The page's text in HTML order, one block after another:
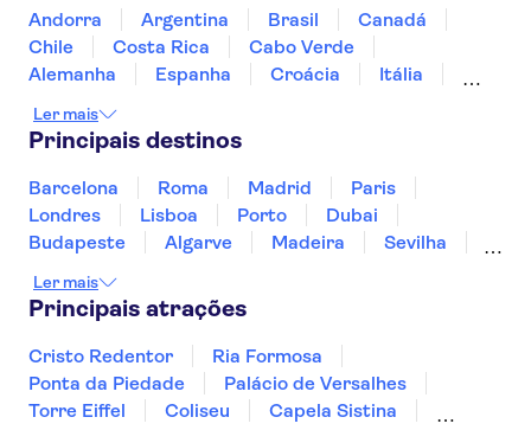
Royal Palace of Amsterdam
Fabrique des Lumières
Keukenhof
Andorra Argentina Brasil
Canadá
Chile
Costa Rica
Cabo Verde
Alemanha
Espanha Croácia
Itália
Marrocos
Maldivas
Singapura
Turquia
Ler mais
Principais destinos
Barcelona Roma Madrid
Paris
Londres
Lisboa Porto
Dubai
Budapeste
Algarve Madeira
Sevilha
Sintra
Lagos Vigo
Ler mais
Principais atrações
Cristo Redentor
Ria Formosa
Ponta da Piedade
Palácio de Versalhes
Torre Eiffel
Coliseu
Capela Sistina